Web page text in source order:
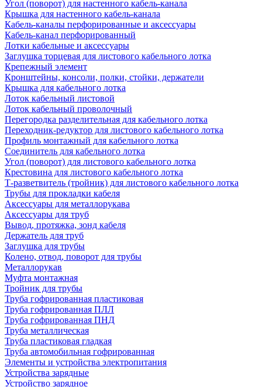
Угол (поворот) для настенного кабель-канала
Крышка для настенного кабель-канала
Кабель-каналы перфорированные и аксессуары
Кабель-канал перфорированный
Лотки кабельные и аксессуары
Заглушка торцевая для листового кабельного лотка
Крепежный элемент
Кронштейны, консоли, полки, стойки, держатели
Крышка для кабельного лотка
Лоток кабельный листовой
Лоток кабельный проволочный
Перегородка разделительная для кабельного лотка
Переходник-редуктор для листового кабельного лотка
Профиль монтажный для кабельного лотка
Соединитель для кабельного лотка
Угол (поворот) для листового кабельного лотка
Крестовина для листового кабельного лотка
Т-разветвитель (тройник) для листового кабельного лотка
Трубы для прокладки кабеля
Аксессуары для металлорукава
Аксессуары для труб
Вывод, протяжка, зонд кабеля
Держатель для труб
Заглушка для трубы
Колено, отвод, поворот для трубы
Металлорукав
Муфта монтажная
Тройник для трубы
Труба гофрированная пластиковая
Труба гофрированная ПЛЛ
Труба гофрированная ПНД
Труба металлическая
Труба пластиковая гладкая
Труба автомобильная гофрированная
Элементы и устройства электропитания
Устройства зарядные
Устройство зарядное